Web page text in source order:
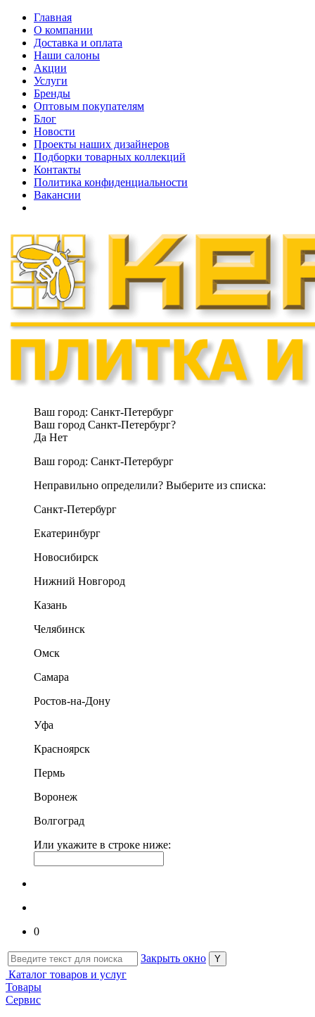
Главная
О компании
Доставка и оплата
Наши cалоны
Акции
Услуги
Бренды
Оптовым покупателям
Блог
Новости
Проекты наших дизайнеров
Подборки товарных коллекций
Контакты
Политика конфиденциальности
Вакансии
Ваш город: Санкт-Петербург
Ваш город Санкт-Петербург?
Да Нет
Ваш город: Санкт-Петербург
Неправильно определили? Выберите из списка:
Санкт-Петербург
Екатеринбург
Новосибирск
Нижний Новгород
Казань
Челябинск
Омск
Самара
Ростов-на-Дону
Уфа
Красноярск
Пермь
Воронеж
Волгоград
Или укажите в строке ниже:
0
Закрыть окно
Каталог товаров и услуг
Товары
Сервис